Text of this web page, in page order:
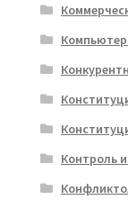
Контроль